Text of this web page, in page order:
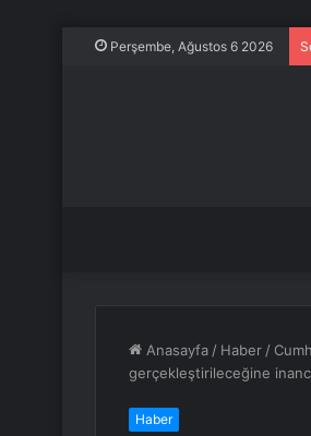
Perşembe, Ağustos 6 2026
Anasayfa / Haber /
gerçekleştirileceğine
Haber